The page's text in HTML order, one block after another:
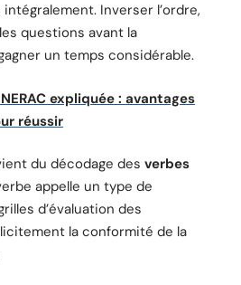
Inverser l’ordre,
questions avant la
un temps considérable.
expliquée : avantages
réussir
du décodage des verbes
appelle un type de
d’évaluation des
la conformité de la